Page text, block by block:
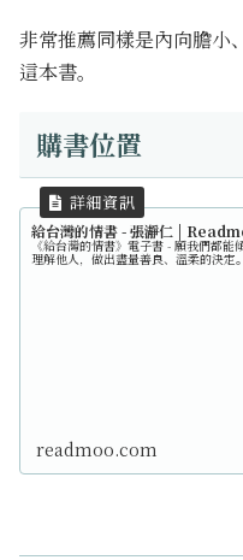
非常推薦同樣是內向膽小
這本書。
購書位置
給台灣的情書 - 張瀞仁 |
《給台灣的情書》電子書 - 願我們都能
理解他人，做出盡量善良、溫柔的決定
readmoo.com